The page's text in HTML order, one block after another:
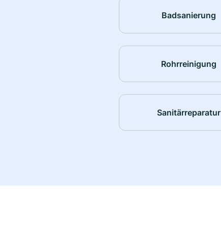
Badsanierung
Rohrreinigung
Sanitärreparatur